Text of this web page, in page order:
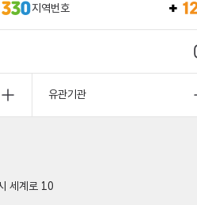
지역번호
유관기관
세계로 10